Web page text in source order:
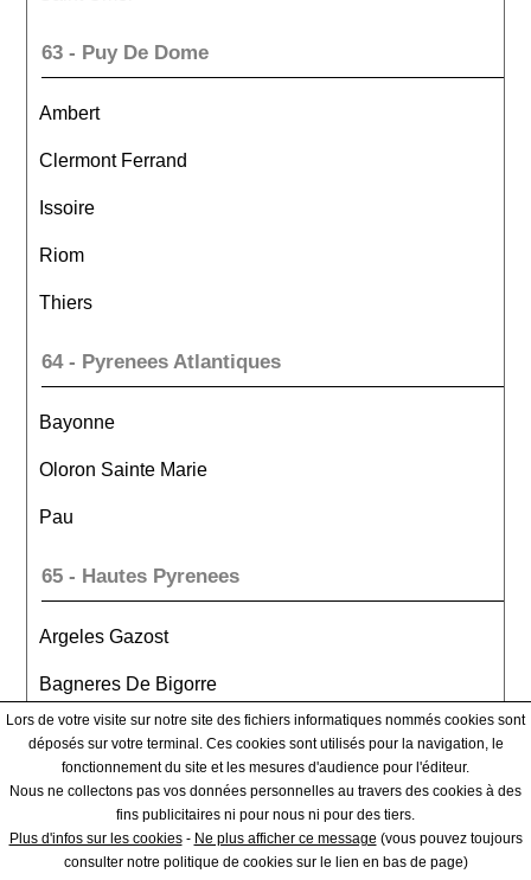
63 - Puy De Dome
Ambert
Clermont Ferrand
Issoire
Riom
Thiers
64 - Pyrenees Atlantiques
Bayonne
Oloron Sainte Marie
Pau
65 - Hautes Pyrenees
Argeles Gazost
Bagneres De Bigorre
Tarbes
66 - Pyrenees Orientales
Ceret
Lors de votre visite sur notre site des fichiers informatiques nommés cookies sont
déposés sur votre terminal. Ces cookies sont utilisés pour la navigation, le
fonctionnement du site et les mesures d'audience pour l'éditeur.
Nous ne collectons pas vos données personnelles au travers des cookies à des
fins publicitaires ni pour nous ni pour des tiers.
Plus d'infos sur les cookies- Ne plus afficher ce message (vous pouvez toujours
consulter notre politique de cookies sur le lien en bas de page)